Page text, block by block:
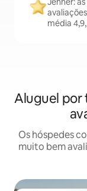
média
Aluguel por
Os hóspedes
muito bem